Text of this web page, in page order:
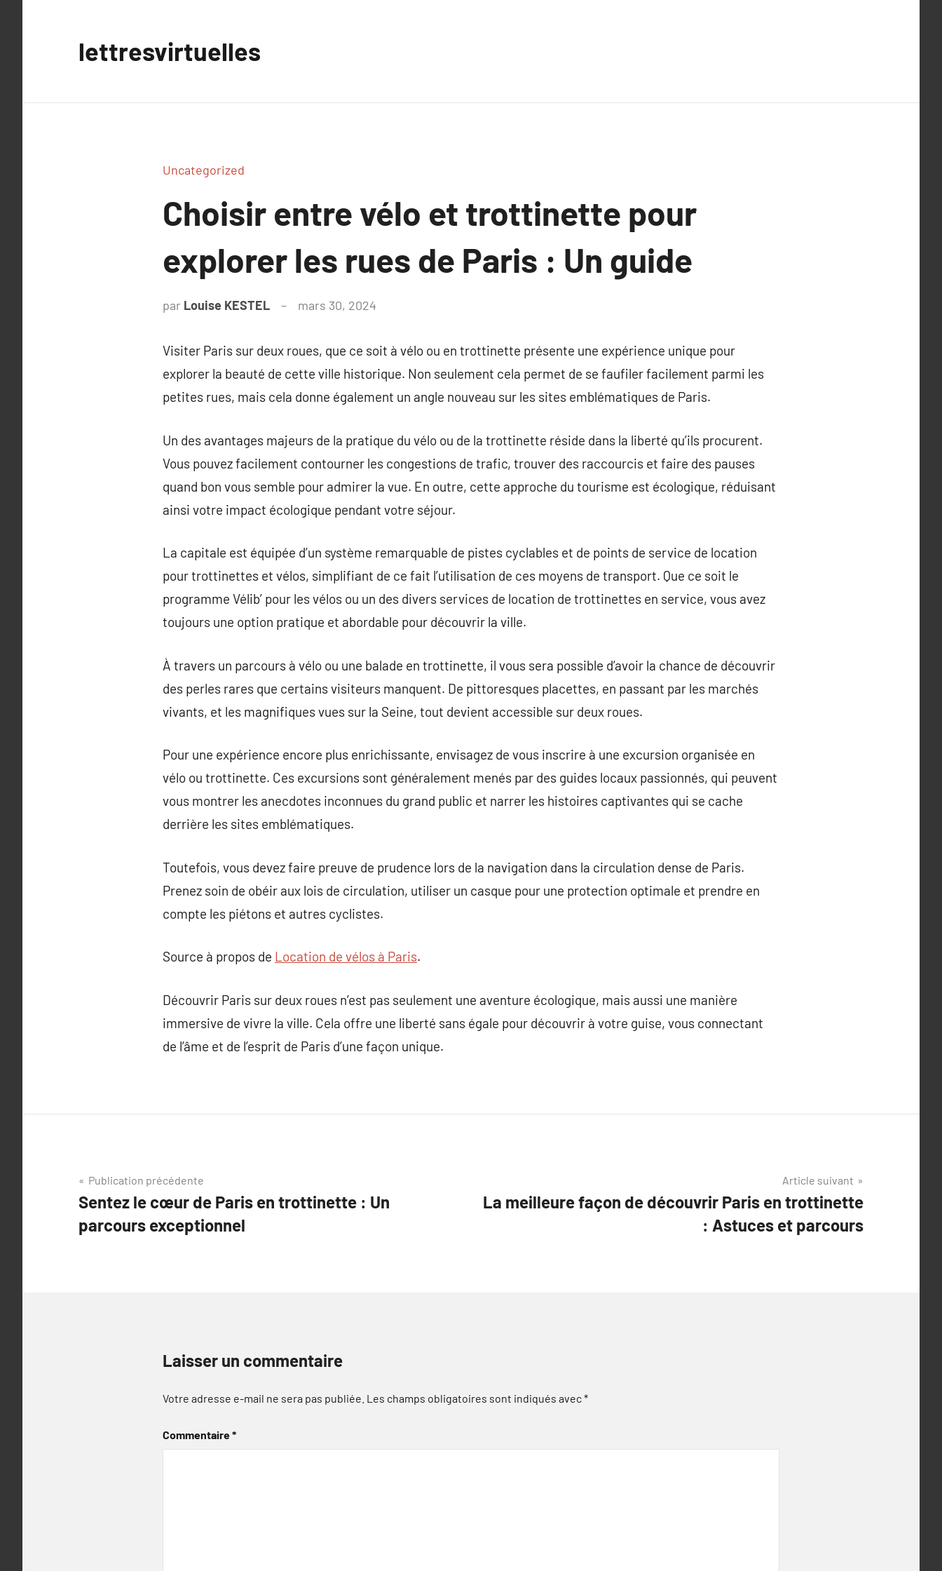
lettresvirtuelles
Uncategorized
Choisir entre vélo et trottinette pour
explorer les rues de Paris : Un guide
par Louise KESTEL mars 30, 2024
Visiter Paris sur deux roues, que ce soit à vélo ou en trottinette présente une expérience unique pour
explorer la beauté de cette ville historique. Non seulement cela permet de se faufiler facilement parmi les
petites rues, mais cela donne également un angle nouveau sur les sites emblématiques de Paris.
Un des avantages majeurs de la pratique du vélo ou de la trottinette réside dans la liberté qu’ils procurent.
Vous pouvez facilement contourner les congestions de trafic, trouver des raccourcis et faire des pauses
quand bon vous semble pour admirer la vue. En outre, cette approche du tourisme est écologique, réduisant
ainsi votre impact écologique pendant votre séjour.
La capitale est équipée d’un système remarquable de pistes cyclables et de points de service de location
pour trottinettes et vélos, simplifiant de ce fait l’utilisation de ces moyens de transport. Que ce soit le
programme Vélib’ pour les vélos ou un des divers services de location de trottinettes en service, vous avez
toujours une option pratique et abordable pour découvrir la ville.
À travers un parcours à vélo ou une balade en trottinette, il vous sera possible d’avoir la chance de découvrir
des perles rares que certains visiteurs manquent. De pittoresques placettes, en passant par les marchés
vivants, et les magnifiques vues sur la Seine, tout devient accessible sur deux roues.
Pour une expérience encore plus enrichissante, envisagez de vous inscrire à une excursion organisée en
vélo ou trottinette. Ces excursions sont généralement menés par des guides locaux passionnés, qui peuvent
vous montrer les anecdotes inconnues du grand public et narrer les histoires captivantes qui se cache
derrière les sites emblématiques.
Toutefois, vous devez faire preuve de prudence lors de la navigation dans la circulation dense de Paris.
Prenez soin de obéir aux lois de circulation, utiliser un casque pour une protection optimale et prendre en
compte les piétons et autres cyclistes.
Source à propos de Location de vélos à Paris.
Découvrir Paris sur deux roues n’est pas seulement une aventure écologique, mais aussi une manière
immersive de vivre la ville. Cela offre une liberté sans égale pour découvrir à votre guise, vous connectant
de l’âme et de l’esprit de Paris d’une façon unique.
Navigation
de
l’article
Publication précédente
Sentez le cœur de Paris en trottinette : Un
parcours exceptionnel
Article suivant
La meilleure façon de découvrir Paris en trottinette
: Astuces et parcours
Laisser un commentaire
Votre adresse e-mail ne sera pas publiée. Les champs obligatoires sont indiqués avec*
Commentaire*